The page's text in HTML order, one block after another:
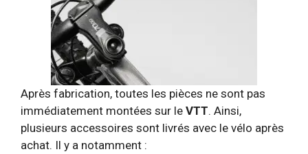
Après fabrication, toutes les pièces ne sont pas
immédiatement montées sur le VTT. Ainsi,
plusieurs accessoires sont livrés avec le vélo après
achat. Il y a notamment :